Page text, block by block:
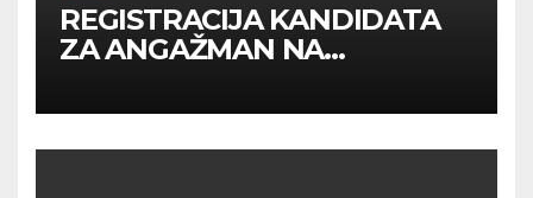
REGISTRACIJA KANDIDATA
ZA ANGAŽMAN NA